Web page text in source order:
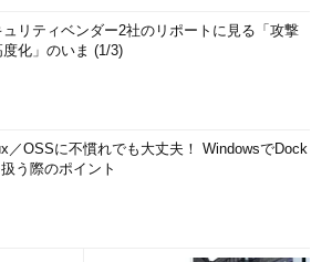
ュリティベンダー2社のリポートに見る「攻撃
度化」のいま (1/3)
／OSSに不慣れでも大丈夫！ WindowsでDock
う際のポイント